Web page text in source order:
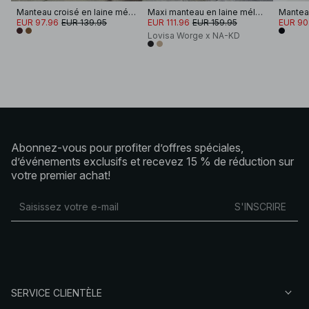
Manteau croisé en laine mélangée à double boutonnage
EUR 97.96 EUR 139.95
Maxi manteau en laine mélangée à col montant
EUR 111.96 EUR 159.95
Lovisa Worge x NA-KD
EUR
Abonnez-vous pour profiter d’offres spéciales,
d’événements exclusifs et recevez 15 % de réduction sur
votre premier achat!
S'INSCRIRE
SERVICE CLIENTÈLE